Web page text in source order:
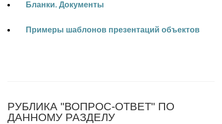
Бланки. Документы
Примеры шаблонов презентаций объектов
РУБЛИКА "ВОПРОС-ОТВЕТ" ПО
ДАННОМУ РАЗДЕЛУ